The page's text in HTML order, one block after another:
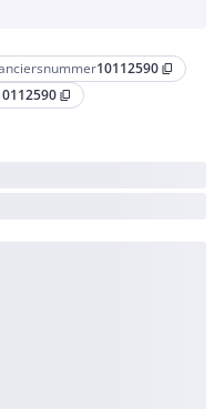
10112590 content_copy
content_copy